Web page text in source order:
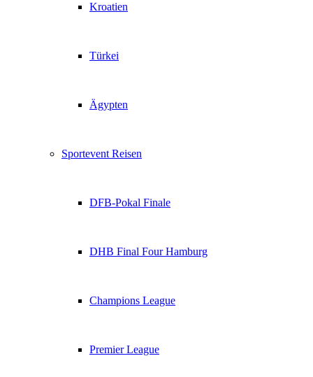
Kroatien
Türkei
Ägypten
Sportevent Reisen
DFB-Pokal Finale
DHB Final Four Hamburg
Champions League
Premier League